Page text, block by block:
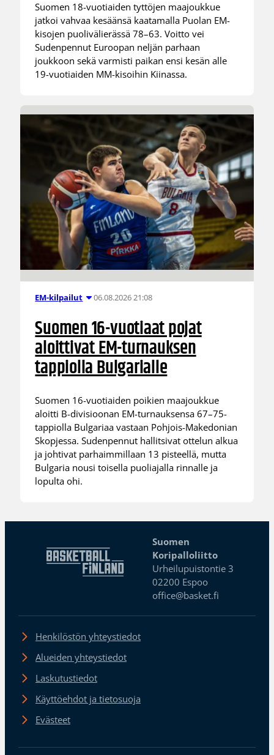
Suomen 18-vuotiaiden tyttöjen maajoukkue
jatkoi vahvaa kesäänsä kaatamalla Puolan EM-
kisojen puolivälierässä 78–63. Voitto vei
Sudenpennut Euroopan neljän parhaan
joukkoon sekä varmisti paikan ensi kesän alle
19-vuotiaiden MM-kisoihin Kiinassa.
EM-kilpailut 06.08.2026 21:08
Suomen 16-vuotiaat pojat
aloittivat EM-turnauksen
tappiolla Bulgarialle
Suomen 16-vuotiaiden poikien maajoukkue
aloitti B-divisioonan EM-turnauksensa 67–75-
tappiolla Bulgariaa vastaan Pohjois-Makedonian
Skopjessa. Sudenpennut hallitsivat ottelun alkua
ja johtivat parhaimmillaan 13 pisteellä, mutta
Bulgaria nousi toisella puoliajalla rinnalle ja
lopulta ohi.
Suomen
Koripalloliitto
Urheilupuistontie 3
02200 Espoo
office@basket.fi
Henkilöstön yhteystiedot
Alueiden yhteystiedot
Laskutustiedot
Käyttöehdot ja tietosuoja
Evästeet